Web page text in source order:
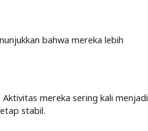
bahwa mereka lebih
mereka sering kali menjadi
stabil.